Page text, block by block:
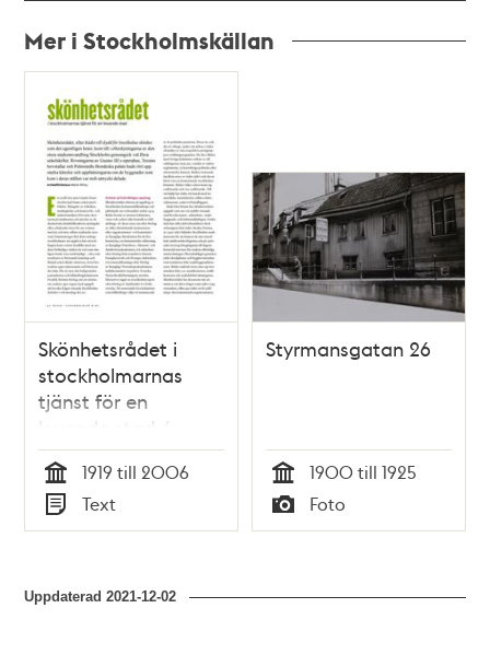
Mer i Stockholmskällan
poster
teman
Skönhetsrådet i
stockholmarnas
tjänst för en
levande stad /
artikelförfattare:
Martin Rörby
Tid
1919 till 2006
Typ
Text
Styrmansgatan 26
Tid
1900 till 1925
Typ
Foto
Uppdaterad2021-12-02